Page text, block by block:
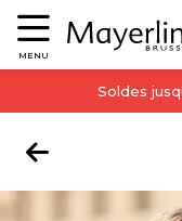
Menu
MENU
Soldes